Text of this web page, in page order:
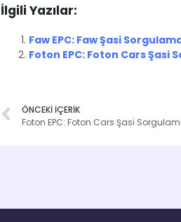
İlgili Yazılar:
Faw EPC: Faw Şasi
Foton EPC: Foton Cars
ÖNCEKİ İÇERİK